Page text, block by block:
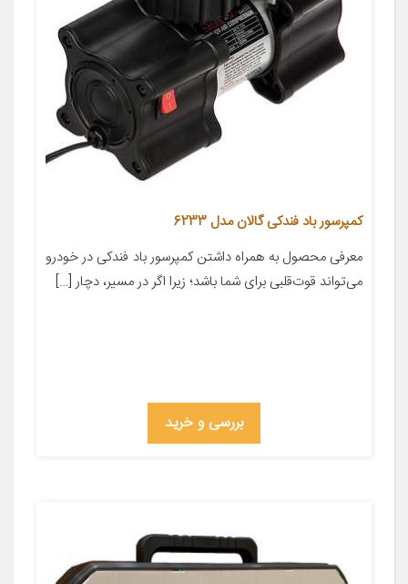
کمپرسور باد فندکی گالان مدل 6233
معرفی محصول به همراه داشتن کمپرسور باد فندکی در خودرو
می‌تواند قوت‌قلبی برای شما باشد؛ زیرا اگر در مسیر، دچار […]
بررسی و خرید